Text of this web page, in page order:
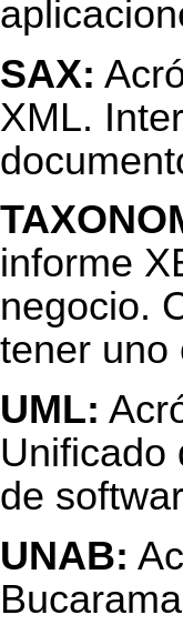
SAX:
XML.
informe
negocio.
tener uno
UML:
Unificado
de
UNAB: